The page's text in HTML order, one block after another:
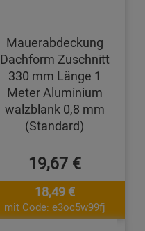
Mauerabdeckung
Dachform Zuschnitt
330 mm Länge 1
Meter Aluminium
walzblank 0,8 mm
(Standard)
19,67 €
18,49 €
mit Code: e3oc5w99fj